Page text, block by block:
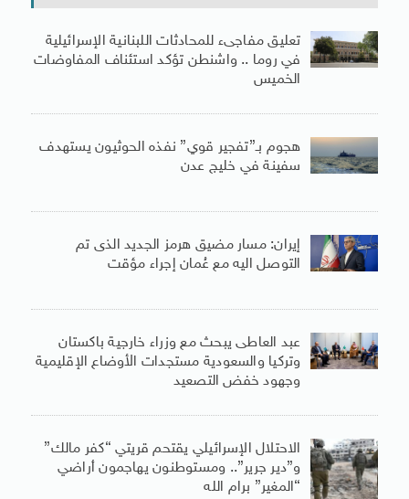
تعليق مفاجىء للمحادثات اللبنانية الإسرائيلية
في روما .. واشنطن تؤكد استئناف المفاوضات
الخميس
هجوم بـ”تفجير قوي” نفذه الحوثيون يستهدف
سفينة في خليج عدن
إيران: مسار مضيق هرمز الجديد الذى تم
التوصل اليه مع عُمان إجراء مؤقت
عبد العاطى يبحث مع وزراء خارجية باكستان
وتركيا والسعودية مستجدات الأوضاع الإقليمية
وجهود خفض التصعيد
الاحتلال الإسرائيلي يقتحم قريتي “كفر مالك”
و”دير جرير”.. ومستوطنون يهاجمون أراضي
“المغير” برام الله